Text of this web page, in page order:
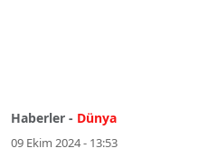
Haberler - Dünya
09 Ekim 2024 - 13:53